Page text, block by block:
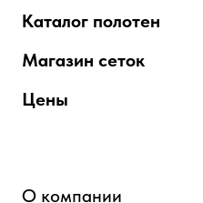
Каталог полотен
Магазин сеток
Цены
О компании